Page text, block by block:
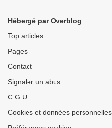
Hébergé par Overblog
Top articles
Pages
Contact
Signaler un abus
C.G.U.
Cookies et données personnelles